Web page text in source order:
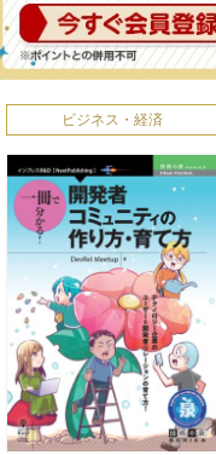
ビジネス・経済